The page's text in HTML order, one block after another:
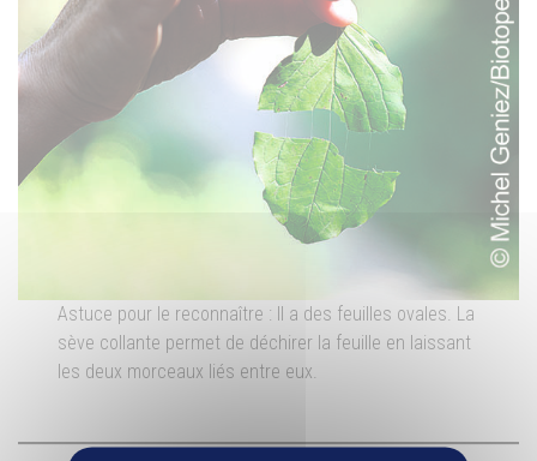
Astuce pour le reconnaître : Il a des feuilles ovales. La
sève collante permet de déchirer la feuille en laissant
les deux morceaux liés entre eux.